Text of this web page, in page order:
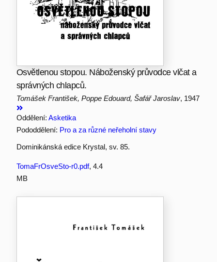
Osvětlenou stopou. Náboženský průvodce vlčat a
správných chlapců.
Tomášek František, Poppe Edouard, Šafář Jaroslav, 1947
Oddělení: Asketika
Pododdělení: Pro a za různé neřeholní stavy
Dominikánská edice Krystal, sv. 85.
TomaFrOsveSto-r0.pdf, 4.4
MB